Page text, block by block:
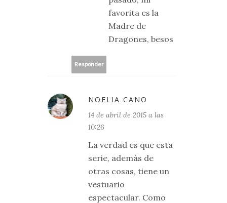
favorita es la
Madre de
Dragones, besos
Responder
NOELIA CANO
14 de abril de 2015 a las
10:26
La verdad es que esta
serie, además de
otras cosas, tiene un
vestuario
espectacular. Como